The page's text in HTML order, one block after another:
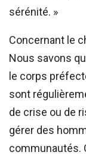
sérénité. »
Concernant le
Nous savons
le corps
sont
de crise ou de
gérer des
communautés.